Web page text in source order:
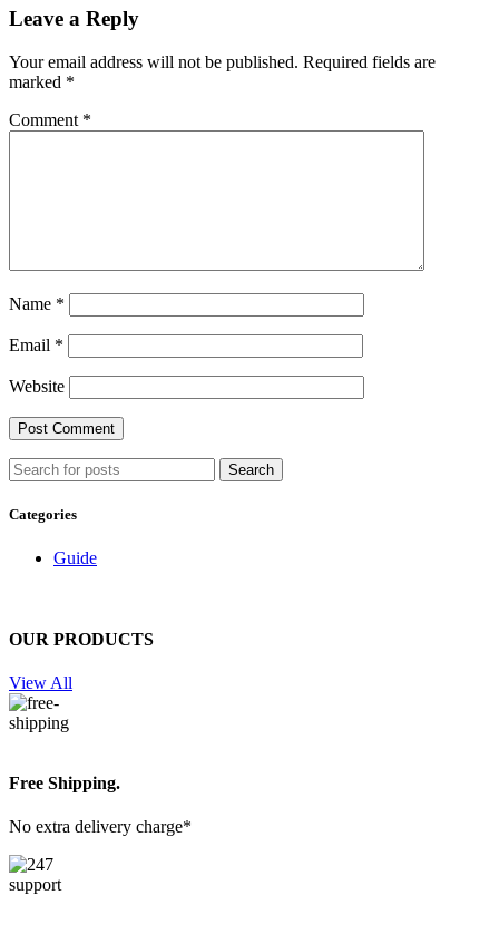
Leave a Reply
Your email address will not be published. Required fields are
marked *
Comment *
Name *
Email *
Website
Search
Categories
Guide
OUR PRODUCTS
View All
Free Shipping.
No extra delivery charge*